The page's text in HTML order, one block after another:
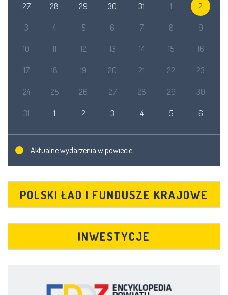
27 28 29 30 31 1 2
3 4 5 6 7 8 9
10 11 12 13 14 15 16
17 18 19 20 21 22 23
24 25 26 27 28 29 30
31 1 2 3 4 5 6
Aktualne wydarzenia w powiecie
POLSKI ŁAD I FUNDUSZE KRAJOWE
INWESTYCJE